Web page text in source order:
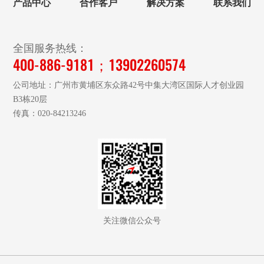
产品中心 合作客户 解决方案 联系我们
全国服务热线：
400-886-9181；13902260574
公司地址：广州市黄埔区东众路42号中集大湾区国际人才创业园
B3栋20层
传真：020-84213246
关注微信公众号